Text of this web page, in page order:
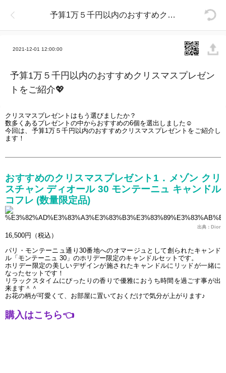
予算1万５千円以内のおすすめクリスマスプレゼントをご紹介💖
2021-12-01 12:00:00
予算1万５千円以内のおすすめクリスマスプレゼン
トをご紹介💖
クリスマスプレゼントはもう選びましたか？
数多くあるプレゼントの中からおすすめの6個を選出しました ☺
今回は、予算1万５千円以内のおすすめクリスマスプレゼントをご紹介し
ます！
おすすめのクリスマスプレゼント1．メゾン クリ
スチャン ディオール 30 モンテーニュ キャンドル
コフレ (数量限定品)
出典：Dior
16,500円（税込）
パリ・モンテーニュ通り30番地へのオマージュとして創られたキャンド
ル「モンテーニュ 30」のホリデー限定のキャンドルセットです。
ホリデー限定の美しいデザインが施されたキャンドルにリッドが一緒に
なったセットです！
リラックスタイムにぴったりの香りで優雅におうち時間を過ごす事が出
来ます＾＾
お花の柄が可愛くて、お部屋に置いておくだけで気分が上がります♪
購入はこちら👈